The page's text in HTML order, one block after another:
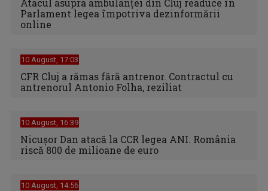
Atacul asupra ambulanței din Cluj readuce în
Parlament legea împotriva dezinformării
online
10 August, 17:03
CFR Cluj a rămas fără antrenor. Contractul cu
antrenorul Antonio Folha, reziliat
10 August, 16:39
Nicuşor Dan atacă la CCR legea ANI. România
riscă 800 de milioane de euro
10 August, 14:56